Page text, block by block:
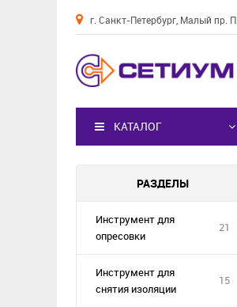
г. Санкт-Петербург, Малый пр.
КАТАЛОГ
РАЗДЕЛЫ
Инструмент для
опресовки
21
Инструмент для
снятия изоляции
15